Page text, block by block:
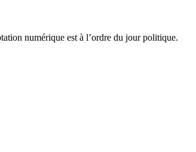
numérique est à l’ordre du jour politique.